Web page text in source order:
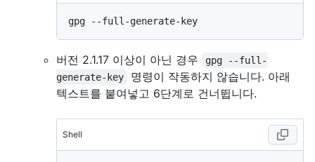
버전 2.1.17 이상이 아닌 경우
gpg --full-
generate-key
명령이 작동하지 않습니다. 아래
텍스트를 붙여넣고 6단계로 건너뜁니다.
Shell